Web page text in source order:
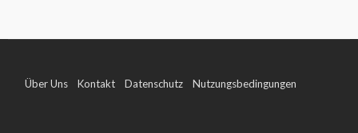
Über Uns Kontakt Datenschutz Nutzungsbedingungen